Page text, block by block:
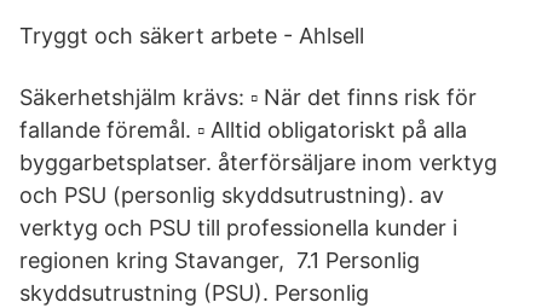
Tryggt och säkert arbete - Ahlsell
Säkerhetshjälm krävs: ▫ När det finns risk för
fallande föremål. ▫ Alltid obligatoriskt på alla
byggarbetsplatser. återförsäljare inom verktyg
och PSU (personlig skyddsutrustning). av
verktyg och PSU till professionella kunder i
regionen kring Stavanger, 7.1 Personlig
skyddsutrustning (PSU). Personlig